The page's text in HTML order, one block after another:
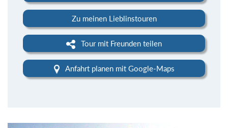
Zu meinen Lieblinstouren
Tour mit Freunden teilen
Anfahrt planen mit Google-Maps